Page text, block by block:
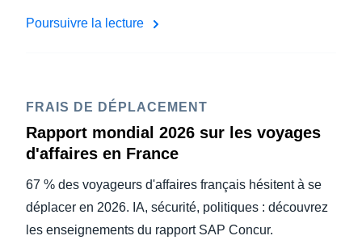
Poursuivre la lecture
FRAIS DE DÉPLACEMENT
Rapport mondial 2026 sur les voyages
d'affaires en France
67 % des voyageurs d'affaires français hésitent à se
déplacer en 2026. IA, sécurité, politiques : découvrez
les enseignements du rapport SAP Concur.